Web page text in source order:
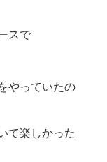
スで
やっていたの
て楽しかった